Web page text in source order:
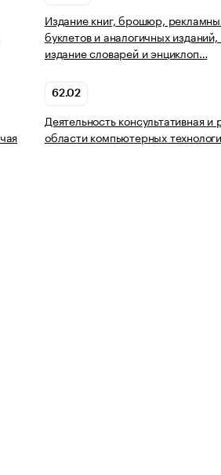
Издание книг, брошюр,
буклетов и аналогичных
издание словарей и энциклоп…
62.02
Деятельность консультативная и
области компьютерных